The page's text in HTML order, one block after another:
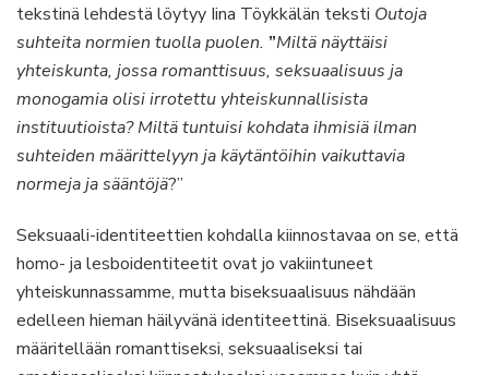
tekstinä lehdestä löytyy Iina Töykkälän teksti Outoja
suhteita normien tuolla puolen. ”Miltä näyttäisi
yhteiskunta, jossa romanttisuus, seksuaalisuus ja
monogamia olisi irrotettu yhteiskunnallisista
instituutioista? Miltä tuntuisi kohdata ihmisiä ilman
suhteiden määrittelyyn ja käytäntöihin vaikuttavia
normeja ja sääntöjä?”
Seksuaali-identiteettien kohdalla kiinnostavaa on se, että
homo- ja lesboidentiteetit ovat jo vakiintuneet
yhteiskunnassamme, mutta biseksuaalisuus nähdään
edelleen hieman häilyvänä identiteettinä. Biseksuaalisuus
määritellään romanttiseksi, seksuaaliseksi tai